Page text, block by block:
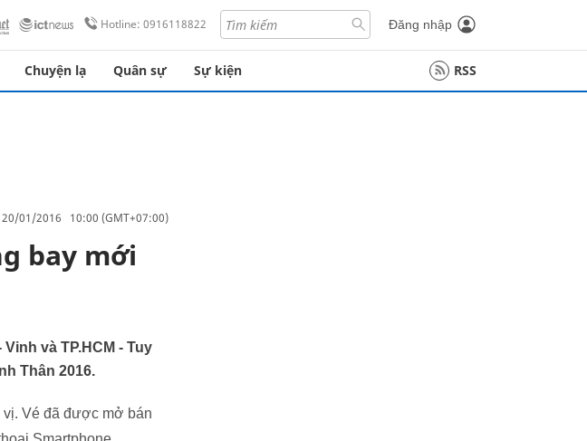
Hotline: 0916118822 Đăng nhập
Chuyện lạ Quân sự Sự kiện RSS
20/01/2016 10:00 (GMT+07:00)
bay mới
và TP.HCM - Tuy
Thân 2016.
Vé đã được mở bán